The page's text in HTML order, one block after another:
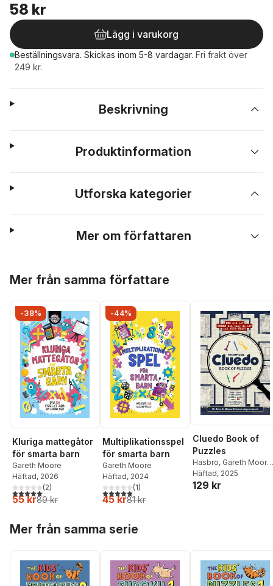
58 kr
Lägg i varukorg
Beställningsvara. Skickas inom 5-8 vardagar. Fri frakt över
249 kr.
Beskrivning
Produktinformation
Utforska kategorier
Mer om författaren
Mer från samma författare
-38%
Kluriga mattegåtor
för smarta barn
Gareth Moore
Häftad, 2026
5,0utav 5 stjärnor. Totalt antal röster:
(2)
55 kr89 kr
-44%
Multiplikationsspel
för smarta barn
Gareth Moore
Häftad, 2024
5,0utav 5 stjärnor. Totalt antal röster:
(1)
45 kr81 kr
Cluedo Book of
Puzzles
Hasbro, Gareth Moore ,
Laura Jayne Ayres
Häftad, 2025
129 kr
Mer från samma serie